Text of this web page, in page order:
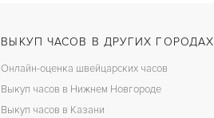
ВЫКУП ЧАСОВ В ДРУГИХ ГОРОДАХ
Онлайн-оценка швейцарских часов
Выкуп часов в Нижнем Новгороде
Выкуп часов в Казани